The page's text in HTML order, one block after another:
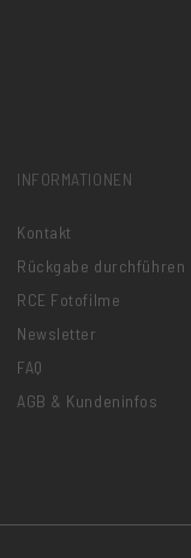
INFORMATIONEN
Kontakt
Rückgabe durchführen
RCE Fotofilme
Newsletter
FAQ
AGB & Kundeninfos